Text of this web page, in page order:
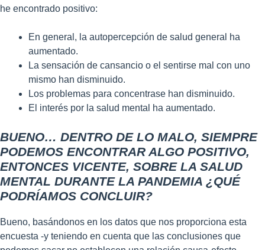
he encontrado positivo:
En general, la autopercepción de salud general ha
aumentado.
La sensación de cansancio o el sentirse mal con uno
mismo han disminuido.
Los problemas para concentrase han disminuido.
El interés por la salud mental ha aumentado.
BUENO… DENTRO DE LO MALO, SIEMPRE
PODEMOS ENCONTRAR ALGO POSITIVO,
ENTONCES VICENTE, SOBRE LA SALUD
MENTAL DURANTE LA PANDEMIA ¿QUÉ
PODRÍAMOS CONCLUIR?
Bueno, basándonos en los datos que nos proporciona esta
encuesta -y teniendo en cuenta que las conclusiones que